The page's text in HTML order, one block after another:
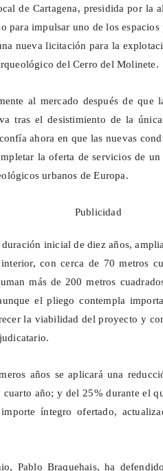
de Cartagena, presidida por la
para impulsar uno de los
nueva licitación para la
del Cerro del Molinete.
al mercado después de que
tras el desistimiento de la
ahora en que las nuevas
la oferta de servicios de
urbanos de Europa.
Publicidad
inicial de diez años,
con cerca de 70 metros
más de 200 metros
el pliego contempla
la viabilidad del proyecto y
años se aplicará una
cuarto año; y del 25% durante el
íntegro ofertado,
Pablo Braquehais, ha